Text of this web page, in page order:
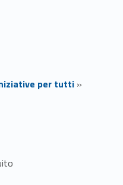
per tutti»